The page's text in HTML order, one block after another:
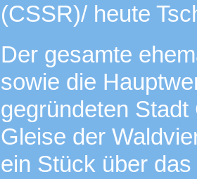
(CSSR)/ heute
Der gesamte
sowie die
gegründeten
Gleise der
ein Stück über